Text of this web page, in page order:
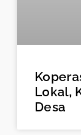
Lokal,
Desa